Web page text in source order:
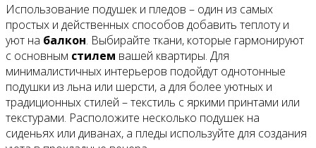
Использование подушек и пледов – один из самых
простых и действенных способов добавить теплоту и
уют на балкон. Выбирайте ткани, которые гармонируют
с основным стилем вашей квартиры. Для
минималистичных интерьеров подойдут однотонные
подушки из льна или шерсти, а для более уютных и
традиционных стилей – текстиль с яркими принтами или
текстурами. Расположите несколько подушек на
сиденьях или диванах, а пледы используйте для создания